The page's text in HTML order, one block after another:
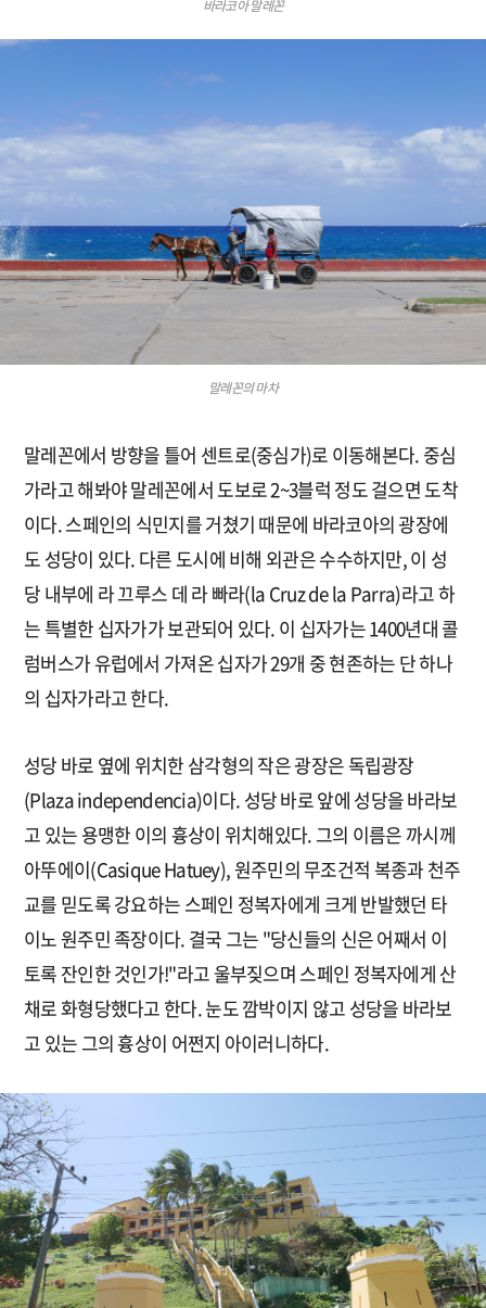
바라코아 말레꼰
말레꼰의 마차
말레꼰에서 방향을 틀어 센트로(중심가)로 이동해본다. 중심
가라고 해봐야 말레꼰에서 도보로 2~3블럭 정도 걸으면 도착
이다. 스페인의 식민지를 거쳤기 때문에 바라코아의 광장에
도 성당이 있다. 다른 도시에 비해 외관은 수수하지만, 이 성
당 내부에 라 끄루스 데 라 빠라(la Cruz de la Parra)라고 하
는 특별한 십자가가 보관되어 있다. 이 십자가는 1400년대 콜
럼버스가 유럽에서 가져온 십자가 29개 중 현존하는 단 하나
의 십자가라고 한다.
성당 바로 옆에 위치한 삼각형의 작은 광장은 독립광장
(Plaza independencia)이다. 성당 바로 앞에 성당을 바라보
고 있는 용맹한 이의 흉상이 위치해있다. 그의 이름은 까시께
아뚜에이(Casique Hatuey), 원주민의 무조건적 복종과 천주
교를 믿도록 강요하는 스페인 정복자에게 크게 반발했던 타
이노 원주민 족장이다. 결국 그는 "당신들의 신은 어째서 이
토록 잔인한 것인가!"라고 울부짖으며 스페인 정복자에게 산
채로 화형당했다고 한다. 눈도 깜박이지 않고 성당을 바라보
고 있는 그의 흉상이 어쩐지 아이러니하다.